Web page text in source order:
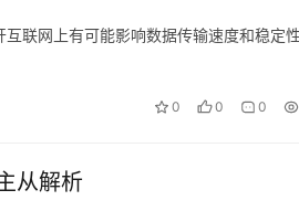
联网上有可能影响数据传输速度和稳定
0 0 0
从解析